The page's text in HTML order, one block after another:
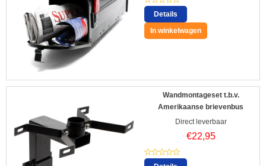
Details
In winkelwagen
Wandmontageset t.b.v.
Amerikaanse brievenbus
Direct leverbaar
€22,95